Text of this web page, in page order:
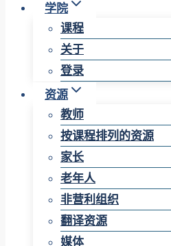
学院
课程
关于
登录
资源
教师
按课程排列的资源
家长
老年人
非营利组织
翻译资源
媒体